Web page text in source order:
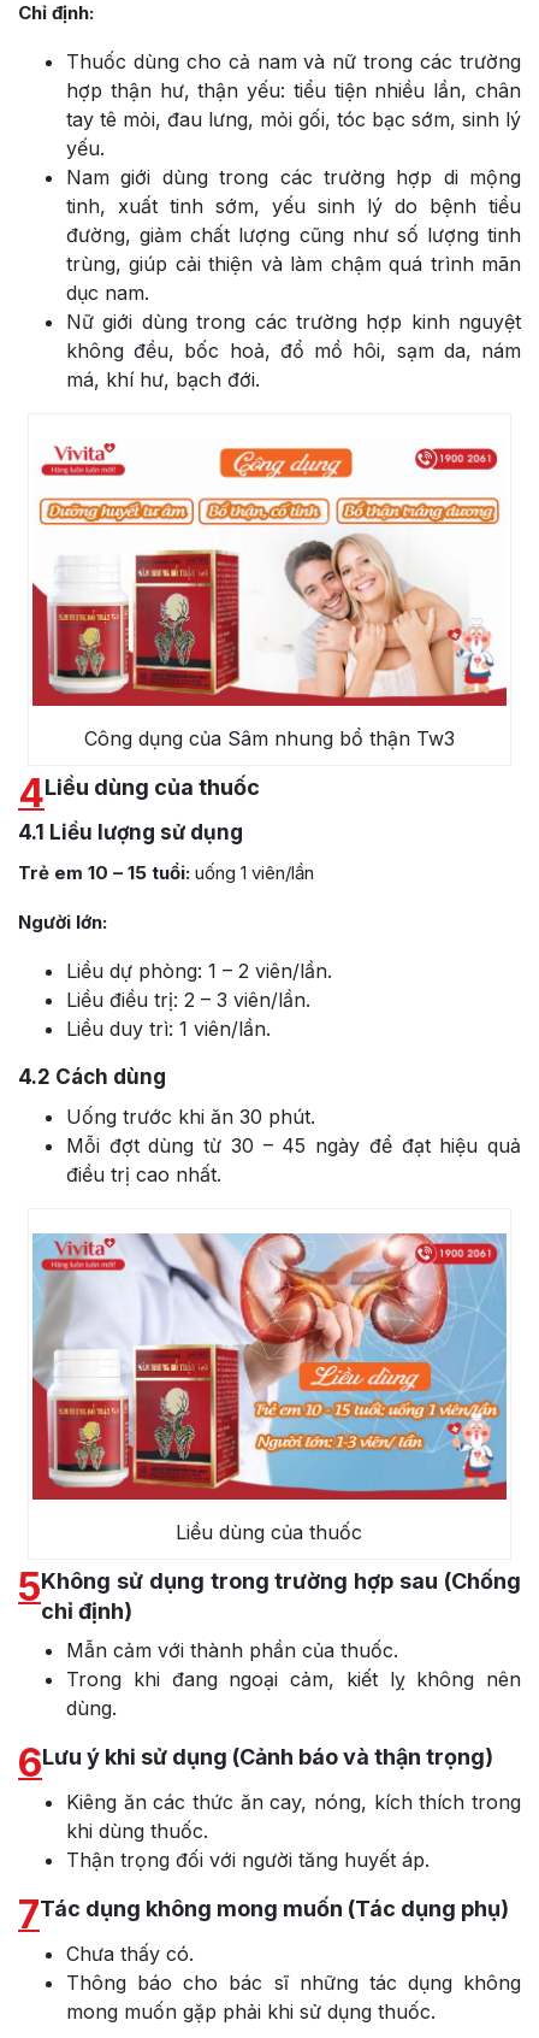
Chỉ định:
Thuốc dùng cho cả nam và nữ trong các trường
hợp thận hư, thận yếu: tiểu tiện nhiều lần, chân
tay tê mỏi, đau lưng, mỏi gối, tóc bạc sớm, sinh lý
yếu.
Nam giới dùng trong các trường hợp di mộng
tinh, xuất tinh sớm, yếu sinh lý do bệnh tiểu
đường, giảm chất lượng cũng như số lượng tinh
trùng, giúp cải thiện và làm chậm quá trình mãn
dục nam.
Nữ giới dùng trong các trường hợp kinh nguyệt
không đều, bốc hoả, đổ mồ hôi, sạm da, nám
má, khí hư, bạch đới.
Công dụng của Sâm nhung bổ thận Tw3
4Liều dùng của thuốc
4.1 Liều lượng sử dụng
Trẻ em 10 – 15 tuổi: uống 1 viên/lần
Người lớn:
Liều dự phòng: 1 – 2 viên/lần.
Liều điều trị: 2 – 3 viên/lần.
Liều duy trì: 1 viên/lần.
4.2 Cách dùng
Uống trước khi ăn 30 phút.
Mỗi đợt dùng từ 30 – 45 ngày để đạt hiệu quả
điều trị cao nhất.
Liều dùng của thuốc
5Không sử dụng trong trường hợp sau (Chống
chỉ định)
Mẫn cảm với thành phần của thuốc.
Trong khi đang ngoại cảm, kiết lỵ không nên
dùng.
6Lưu ý khi sử dụng (Cảnh báo và thận trọng)
Kiêng ăn các thức ăn cay, nóng, kích thích trong
khi dùng thuốc.
Thận trọng đối với người tăng huyết áp.
7Tác dụng không mong muốn (Tác dụng phụ)
Chưa thấy có.
Thông báo cho bác sĩ những tác dụng không
mong muốn gặp phải khi sử dụng thuốc.